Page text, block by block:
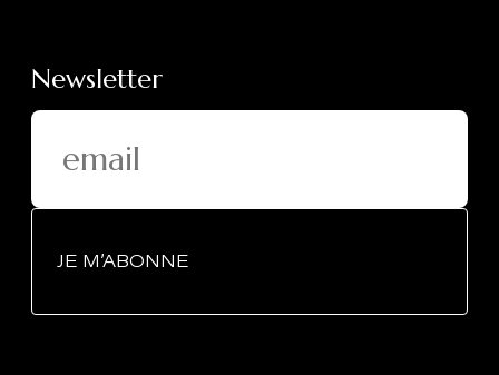
Newsletter
JE M’ABONNE